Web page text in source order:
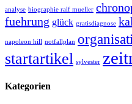
analyse biographie ralf mueller
fuehrung glück gratisdiagnose
napoleon hill notfallplan
startartikel sylvester
Kategorien